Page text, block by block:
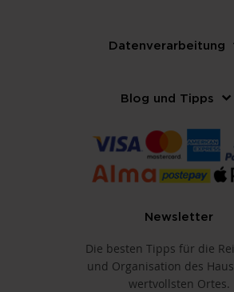
Datenverarbeitung
Blog und Tipps
Newsletter
Die besten Tipps für die
und Organisation des
wertvollsten Ortes.